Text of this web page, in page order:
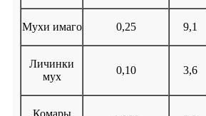
Мухи имаго 0,25 9,1
Личинки
мух
0,10 3,6
Комары